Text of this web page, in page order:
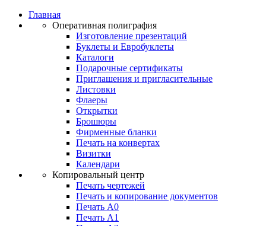
Главная
Оперативная полиграфия
Изготовление презентаций
Буклеты и Eвробуклеты
Каталоги
Подарочные сертификаты
Приглашения и пригласительные
Листовки
Флаеры
Открытки
Брошюры
Фирменные бланки
Печать на конвертах
Визитки
Календари
Копировальный центр
Печать чертежей
Печать и копирование документов
Печать А0
Печать А1